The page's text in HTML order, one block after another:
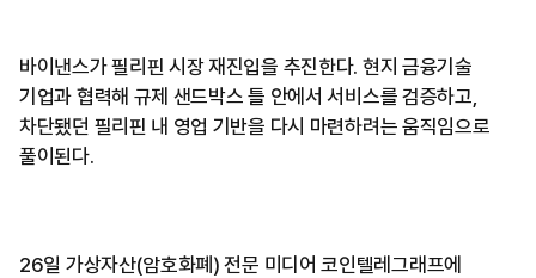
바이낸스가 필리핀 시장 재진입을 추진한다. 현지 금융기술
기업과 협력해 규제 샌드박스 틀 안에서 서비스를 검증하고,
차단됐던 필리핀 내 영업 기반을 다시 마련하려는 움직임으로
풀이된다.
26일 가상자산(암호화폐) 전문 미디어 코인텔레그래프에